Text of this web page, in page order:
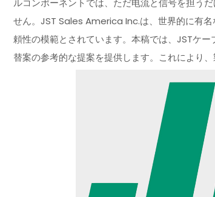
ルコンポーネントでは、ただ电流と信号を担う
せん。JST Sales America Inc.は、世界的に有
頼性の模範とされています。本稿では、JSTケ
替案の参考的な提案を提供します。これにより